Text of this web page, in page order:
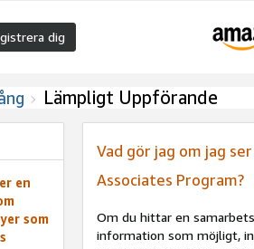
dig
Lämpligt Uppförande
en
som
Vad gör jag om jag
Associates Program?
Om du hittar en
information som möjligt,